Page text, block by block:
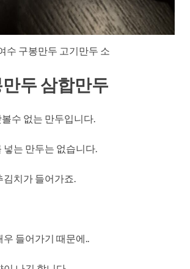
수 구봉만두 고기만두 소
두 삼합만두
수 없는 만두입니다.
넣는 만두는 없습니다.
김치가 들어가죠.
들어가기 때문에..